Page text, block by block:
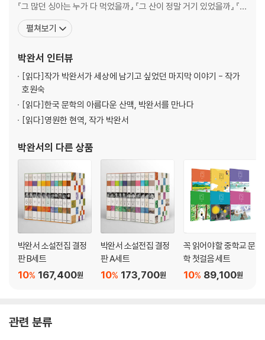
『그 많던 싱아는 누가 다 먹었을까』 『그 산이 정말 거기 있었을까』 『친
절한 복희씨』 『기나긴 하루』 『미망』 등 다수의 작품이 있고, 한국문학
작가상 이상문학상 대한민국문학상 이산문학상 중앙문화대상 현대
순원문학상 호암상 금관문화훈장 등을 수상했
펼쳐보기
박완서 인터뷰
[읽다]작가 박완서가 세상에 남기고 싶었던 마지막 이야기 - 작가
호원숙
[읽다]한국 문학의 아름다운 산맥, 박완서를 만나다
[읽다]영원한 현역, 작가 박완서
박완서의 다른 상품
박완서 소설전집 결정
판 B세트
167,400원
10%
박완서 소설전집 결정
판 A세트
173,700원
10%
꼭 읽어야 할 중학교 문
학 첫걸음 세트
89,100원
10%
관련 분류